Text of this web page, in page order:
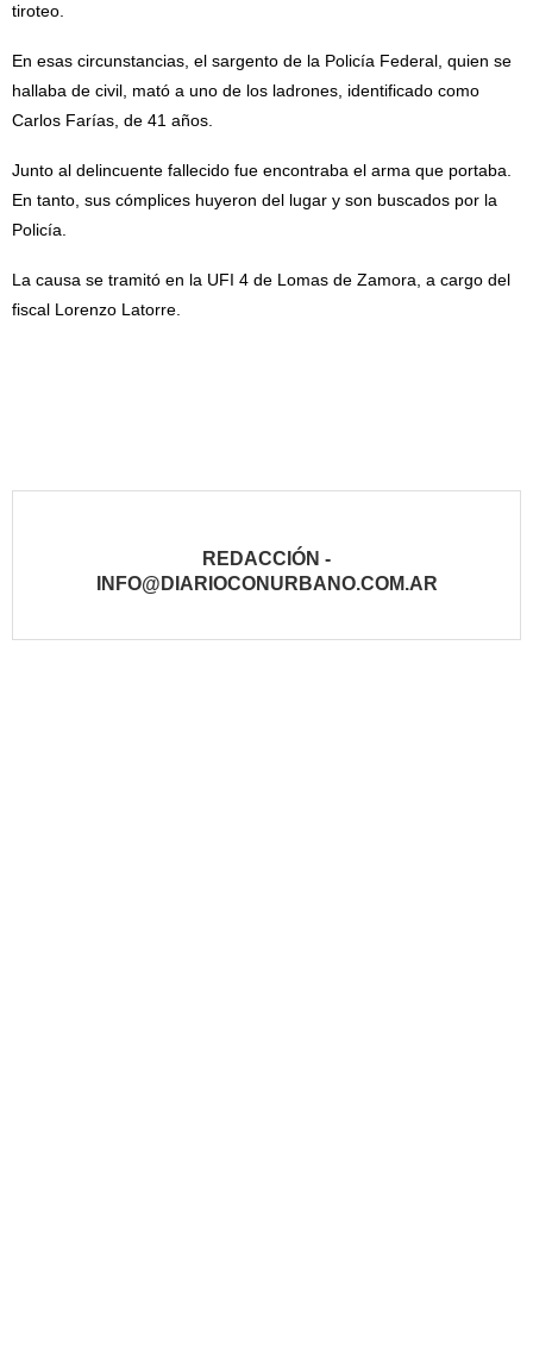
tiroteo.
En esas circunstancias, el sargento de la Policía Federal, quien se
hallaba de civil, mató a uno de los ladrones, identificado como
Carlos Farías, de 41 años.
Junto al delincuente fallecido fue encontraba el arma que portaba.
En tanto, sus cómplices huyeron del lugar y son buscados por la
Policía.
La causa se tramitó en la UFI 4 de Lomas de Zamora, a cargo del
fiscal Lorenzo Latorre.
REDACCIÓN -
INFO@DIARIOCONURBANO.COM.AR